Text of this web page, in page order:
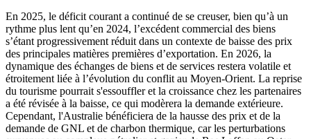
En 2025, le déficit courant a continué de se creuser, bien qu’à un
rythme plus lent qu’en 2024, l’excédent commercial des biens
s’étant progressivement réduit dans un contexte de baisse des prix
des principales matières premières d’exportation. En 2026, la
dynamique des échanges de biens et de services restera volatile et
étroitement liée à l’évolution du conflit au Moyen-Orient. La reprise
du tourisme pourrait s'essouffler et la croissance chez les partenaires
a été révisée à la baisse, ce qui modèrera la demande extérieure.
Cependant, l'Australie bénéficiera de la hausse des prix et de la
demande de GNL et de charbon thermique, car les perturbations